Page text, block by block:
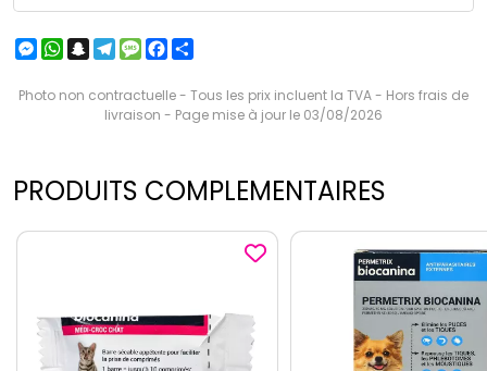
Messenger
WhatsApp
Snapchat
Telegram
MessageFacebook
Photo non contractuelle - Tous les prix incluent la TVA - Hors frais de
livraison - Page mise à jour le 03/08/2026
PRODUITS COMPLEMENTAIRES